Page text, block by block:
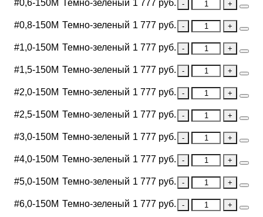
#0,6-150М Темно-зеленый 1 777 руб.
#0,8-150М Темно-зеленый 1 777 руб.
#1,0-150М Темно-зеленый 1 777 руб.
#1,5-150М Темно-зеленый 1 777 руб.
#2,0-150М Темно-зеленый 1 777 руб.
#2,5-150М Темно-зеленый 1 777 руб.
#3,0-150М Темно-зеленый 1 777 руб.
#4,0-150М Темно-зеленый 1 777 руб.
#5,0-150М Темно-зеленый 1 777 руб.
#6,0-150М Темно-зеленый 1 777 руб.